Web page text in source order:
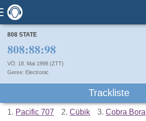
808 STATE
808:88:98
VÖ: 18. Mai 1998 (ZTT)
Electronic
Trackliste
1. Pacific 707 2. Cübik 3. Cobra Bora